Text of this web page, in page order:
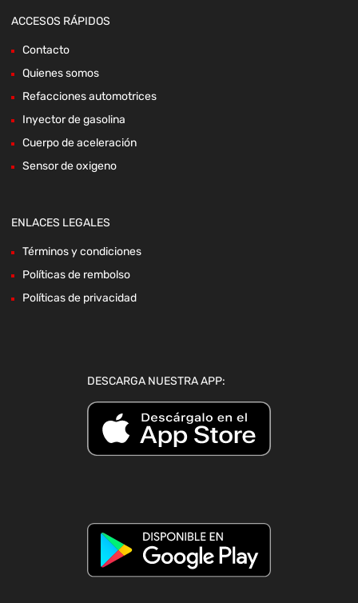
ACCESOS RÁPIDOS
Contacto
Quienes somos
Refacciones automotrices
Inyector de gasolina
Cuerpo de aceleración
Sensor de oxigeno
ENLACES LEGALES
Términos y condiciones
Políticas de rembolso
Políticas de privacidad
DESCARGA NUESTRA APP: